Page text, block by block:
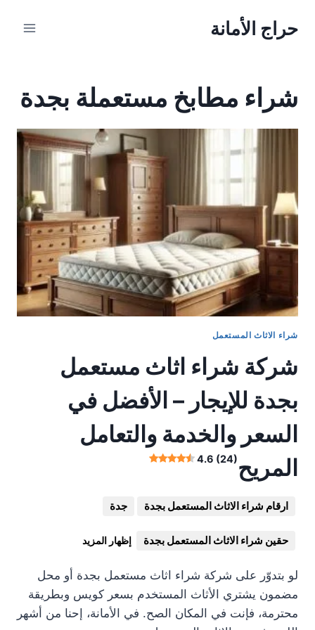
حراج الأمانة
شراء مطابخ مستعملة بجدة
شراء الاثاث المستعمل
شركة شراء اثاث مستعمل
بجدة للإيجار – الأفضل في
السعر والخدمة والتعامل
المريح4.6 (24)
ارقام شراء الاثاث المستعمل بجدة جدة
حقين شراء الاثاث المستعمل بجدة إظهار المزيد
لو بتدوّر على شركة شراء اثاث مستعمل بجدة أو محل
مضمون يشتري الأثاث المستخدم بسعر كويس وبطريقة
محترمة، فإنت في المكان الصح. في الأمانة، إحنا من أشهر